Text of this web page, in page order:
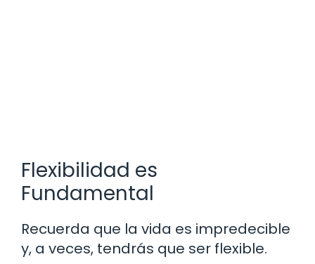
Flexibilidad es
Fundamental
Recuerda que la vida es impredecible
y, a veces, tendrás que ser flexible.